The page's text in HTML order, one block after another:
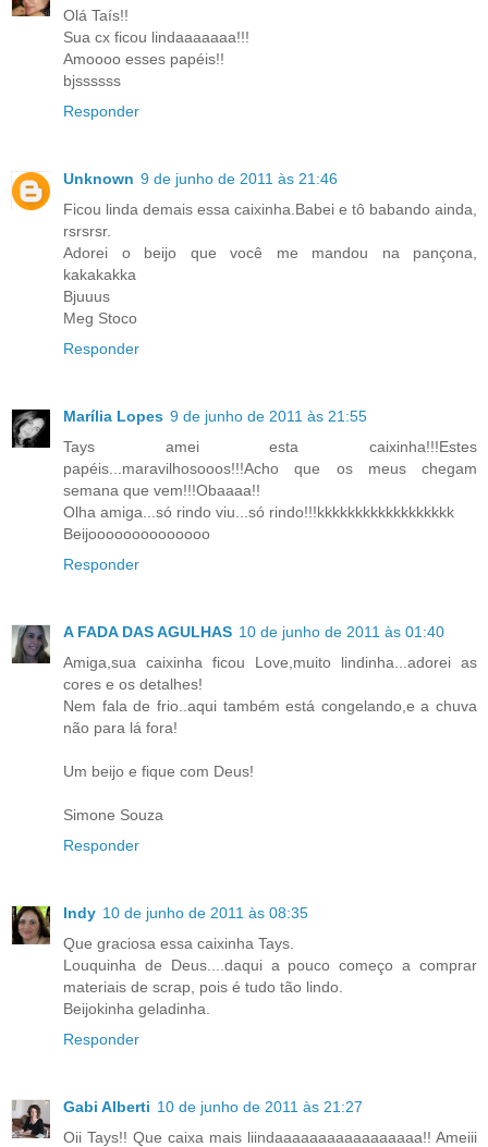
Olá Taís!!
Sua cx ficou lindaaaaaaa!!!
Amoooo esses papéis!!
bjssssss
Responder
Unknown 9 de junho de 2011 às 21:46
Ficou linda demais essa caixinha.Babei e tô babando ainda,
rsrsrsr.
Adorei o beijo que você me mandou na pançona,
kakakakka
Bjuuus
Meg Stoco
Responder
Marília Lopes 9 de junho de 2011 às 21:55
Tays amei esta caixinha!!!Estes
papéis...maravilhosooos!!!Acho que os meus chegam
semana que vem!!!Obaaaa!!
Olha amiga...só rindo viu...só rindo!!!kkkkkkkkkkkkkkkkkk
Beijoooooooooooooo
Responder
A FADA DAS AGULHAS 10 de junho de 2011 às 01:40
Amiga,sua caixinha ficou Love,muito lindinha...adorei as
cores e os detalhes!
Nem fala de frio..aqui também está congelando,e a chuva
não para lá fora!
Um beijo e fique com Deus!
Simone Souza
Responder
Indy 10 de junho de 2011 às 08:35
Que graciosa essa caixinha Tays.
Louquinha de Deus....daqui a pouco começo a comprar
materiais de scrap, pois é tudo tão lindo.
Beijokinha geladinha.
Responder
Gabi Alberti 10 de junho de 2011 às 21:27
Oii Tays!! Que caixa mais liindaaaaaaaaaaaaaaaaa!! Ameiii